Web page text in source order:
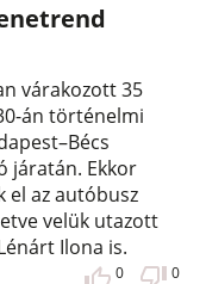
várakozott 35
án történelmi
járatán. Ekkor
el az autóbusz
velük utazott
Ilona is.
0 0